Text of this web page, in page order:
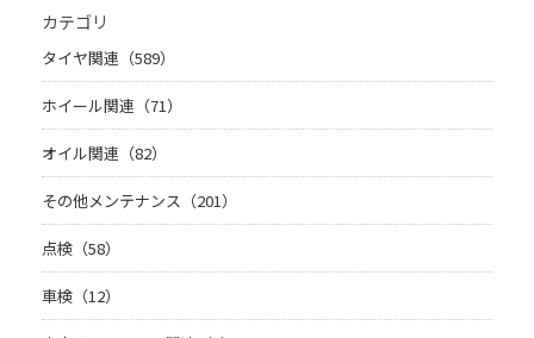
カテゴリ
タイヤ関連（589）
ホイール関連（71）
オイル関連（82）
その他メンテナンス（201）
点検（58）
車検（12）